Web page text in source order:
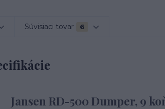
Súvisiaci tovar 6
Jansen RD-500 Dumper, 9